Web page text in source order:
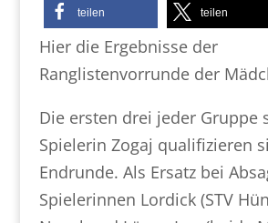
teilen teilen
Hier die Ergebnisse der
Ranglistenvorrunde der
Die ersten drei jeder Gruppe
Spielerin Zogaj qualifizieren
Endrunde. Als Ersatz bei
Spielerinnen Lordick (STV